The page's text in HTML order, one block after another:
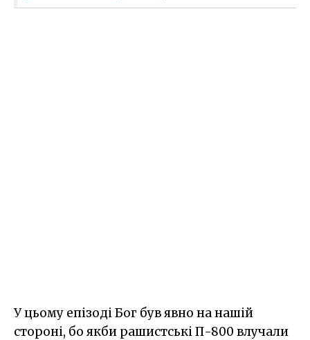
У цьому епізоді Бог був явно на нашій
стороні, бо якби рашистські П-800 влучали